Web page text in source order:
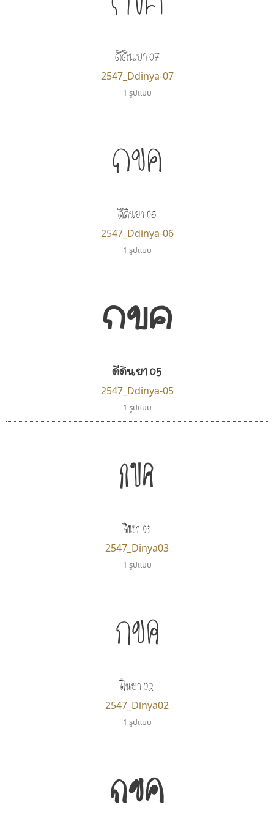
ดีดินยา 07
2547_Ddinya-07
1 รูปแบบ
กขค
ดีดินยา 06
2547_Ddinya-06
1 รูปแบบ
กขค
ดีดินยา 05
2547_Ddinya-05
1 รูปแบบ
กขค
ดินยา 03
2547_Dinya03
1 รูปแบบ
กขค
ดินยา 02
2547_Dinya02
1 รูปแบบ
กขค